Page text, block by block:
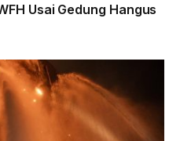
Usai Gedung Hangus